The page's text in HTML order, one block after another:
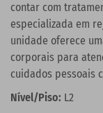
contar com
especializada em
unidade oferece
corporais para
cuidados pessoais
Nível/Piso: L2